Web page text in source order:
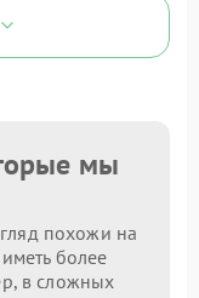
мы
похожи на
более
в сложных